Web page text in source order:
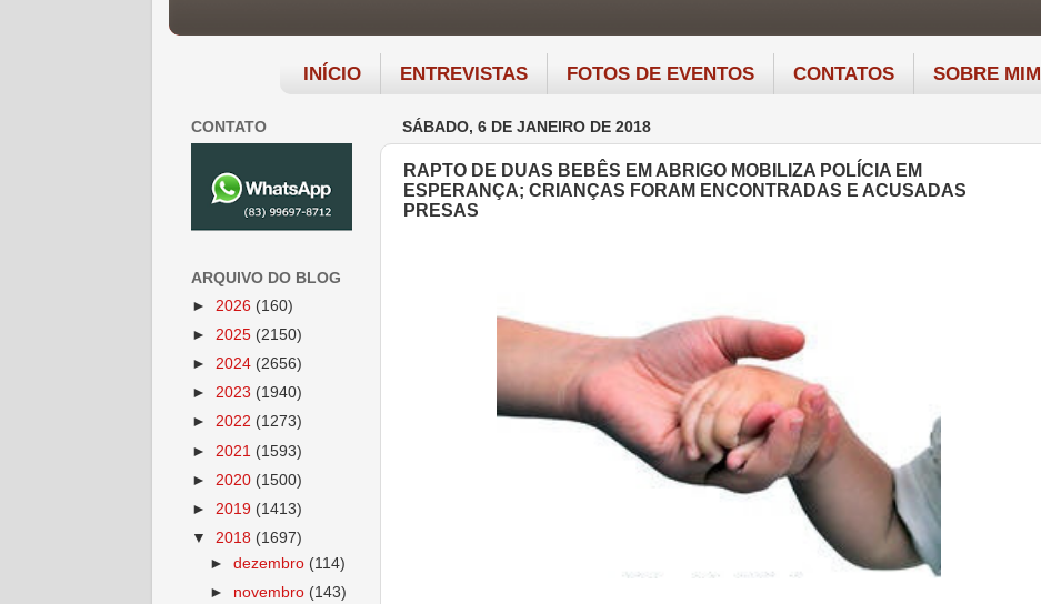
INÍCIO ENTREVISTAS FOTOS DE EVENTOS CONTATOS SOBRE MIM
SÁBADO, 6 DE JANEIRO DE 2018
RAPTO DE DUAS BEBÊS EM ABRIGO MOBILIZA POLÍCIA EM
ESPERANÇA; CRIANÇAS FORAM ENCONTRADAS E ACUSADAS
PRESAS
CONTATO
ARQUIVO DO BLOG
► 2026 (160)
► 2025 (2150)
► 2024 (2656)
► 2023 (1940)
► 2022 (1273)
► 2021 (1593)
► 2020 (1500)
► 2019 (1413)
▼ 2018 (1697)
►dezembro (114)
► novembro (143)